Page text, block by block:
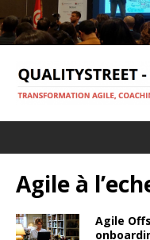
Agile à
Agile